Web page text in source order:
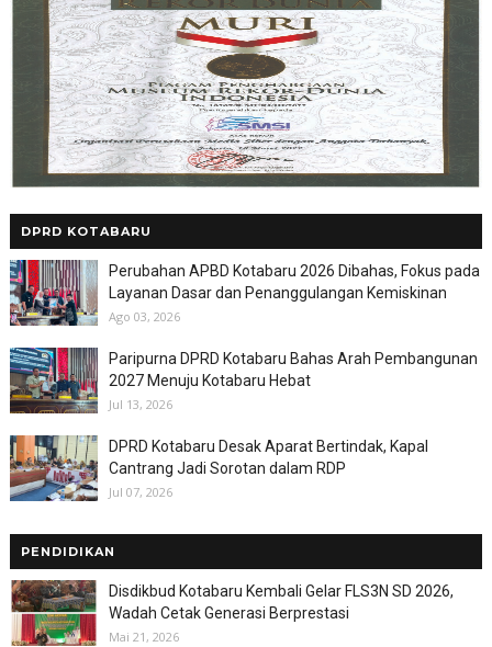
DPRD KOTABARU
Perubahan APBD Kotabaru 2026 Dibahas, Fokus pada
Layanan Dasar dan Penanggulangan Kemiskinan
Ago 03, 2026
Paripurna DPRD Kotabaru Bahas Arah Pembangunan
2027 Menuju Kotabaru Hebat
Jul 13, 2026
DPRD Kotabaru Desak Aparat Bertindak, Kapal
Cantrang Jadi Sorotan dalam RDP
Jul 07, 2026
PENDIDIKAN
Disdikbud Kotabaru Kembali Gelar FLS3N SD 2026,
Wadah Cetak Generasi Berprestasi
Mai 21, 2026